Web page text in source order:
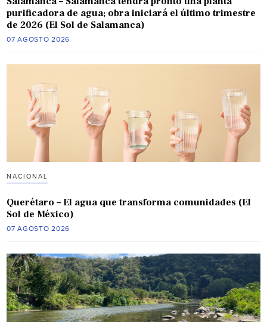
purificadora de agua; obra iniciará el último trimestre
de 2026 (El Sol de Salamanca)
07 AGOSTO 2026
NACIONAL
Querétaro – El agua que transforma comunidades (El
Sol de México)
07 AGOSTO 2026